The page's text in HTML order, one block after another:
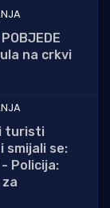
na crkvi
turisti
smijali se:
Policija: